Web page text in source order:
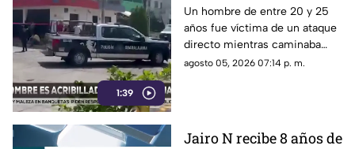
1:39
caminaba con sus hijos
en Guadalajara
Un hombre de entre 20 y 25
años fue víctima de un ataque
directo mientras caminaba
con sus dos hijos en la colonia
agosto 05, 2026 07:14 p. m.
Jairo N recibe 8 años de